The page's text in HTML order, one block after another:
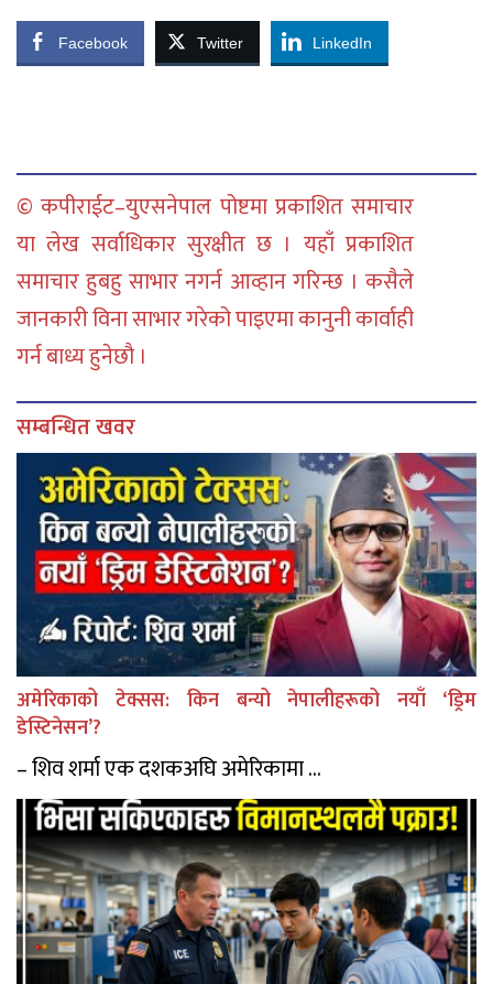
Facebook Twitter LinkedIn
© कपीराईट–युएसनेपाल पोष्टमा प्रकाशित समाचार
या लेख सर्वाधिकार सुरक्षीत छ । यहाँ प्रकाशित
समाचार हुबहु साभार नगर्न आव्हान गरिन्छ । कसैले
जानकारी विना साभार गरेको पाइएमा कानुनी कार्वाही
गर्न बाध्य हुनेछौ ।
सम्बन्धित खवर
अमेरिकाको टेक्सस: किन बन्यो नेपालीहरूको नयाँ ‘ड्रिम
डेस्टिनेसन’?
– शिव शर्मा एक दशकअघि अमेरिकामा ...